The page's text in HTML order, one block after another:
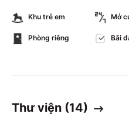
Khu trẻ em Mở
Phòng riêng Bãi
Thư viện (14)